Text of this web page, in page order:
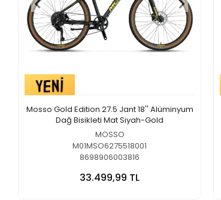
Mosso Gold Edition 27.5 Jant 18'' Alüminyum
Dağ Bisikleti Mat Siyah-Gold
MOSSO
M01MSO6275518001
8698906003816
33.499,99 TL